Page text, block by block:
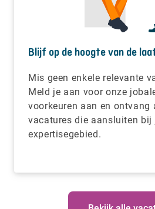
Blijf op de hoogte van de
Mis geen enkele relevante
Meld je aan voor onze
voorkeuren aan en ontvang
vacatures die aansluiten bij
expertisegebied.